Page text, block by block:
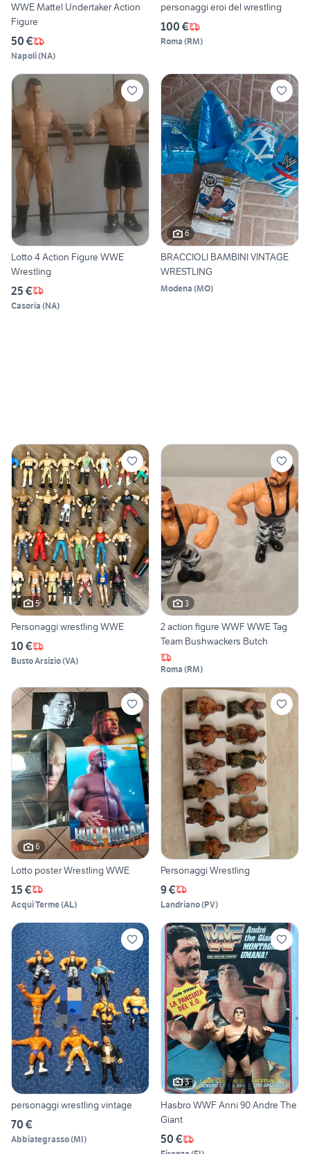
WWE Mattel Undertaker Action
Figure
50 €
Napoli(NA)
personaggi eroi del wrestling
100 €
Roma (RM)
Lotto 4 Action Figure WWE
Wrestling
25 €
Casoria (NA)
6
BRACCIOLI BAMBINI VINTAGE
WRESTLING
Modena (MO)
5
Personaggi wrestling WWE
10 €
Busto Arsizio(VA)
3
2 action figure WWF WWE Tag
Team Bushwackers Butch
Roma (RM)
6
Lotto poster Wrestling WWE
15 €
Acqui Terme(AL)
Personaggi Wrestling
9 €
Landriano(PV)
personaggi wrestling vintage
70 €
Abbiategrasso(MI)
3
Hasbro WWF Anni 90 Andre The
Giant
50 €